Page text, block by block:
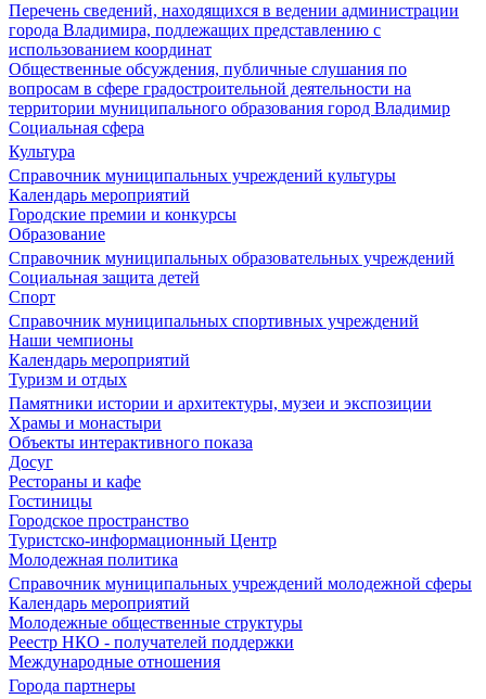
Перечень сведений, находящихся в ведении администрации
города Владимира, подлежащих представлению с
использованием координат
Общественные обсуждения, публичные слушания по
вопросам в сфере градостроительной деятельности на
территории муниципального образования город Владимир
Социальная сфера
Культура
Справочник муниципальных учреждений культуры
Календарь мероприятий
Городские премии и конкурсы
Образование
Справочник муниципальных образовательных учреждений
Социальная защита детей
Спорт
Справочник муниципальных спортивных учреждений
Наши чемпионы
Календарь мероприятий
Туризм и отдых
Памятники истории и архитектуры, музеи и экспозиции
Храмы и монастыри
Объекты интерактивного показа
Досуг
Рестораны и кафе
Гостиницы
Городское пространство
Туристско-информационный Центр
Молодежная политика
Справочник муниципальных учреждений молодежной сферы
Календарь мероприятий
Молодежные общественные структуры
Реестр НКО - получателей поддержки
Международные отношения
Города партнеры